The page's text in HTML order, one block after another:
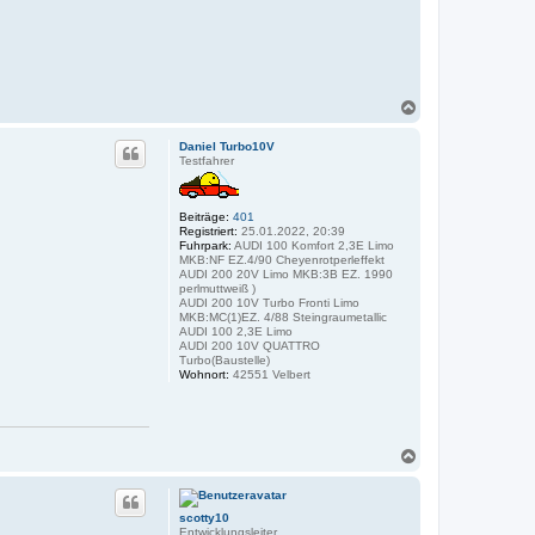
Daniel Turbo10V
Testfahrer
Beiträge: 401
Registriert: 25.01.2022, 20:39
Fuhrpark: AUDI 100 Komfort 2,3E Limo
MKB:NF EZ.4/90 Cheyenrotperleffekt
AUDI 200 20V Limo MKB:3B EZ. 1990
perlmuttweiß )
AUDI 200 10V Turbo Fronti Limo
MKB:MC(1)EZ. 4/88 Steingraumetallic
AUDI 100 2,3E Limo
AUDI 200 10V QUATTRO
Turbo(Baustelle)
Wohnort: 42551 Velbert
scotty10
Entwicklungsleiter